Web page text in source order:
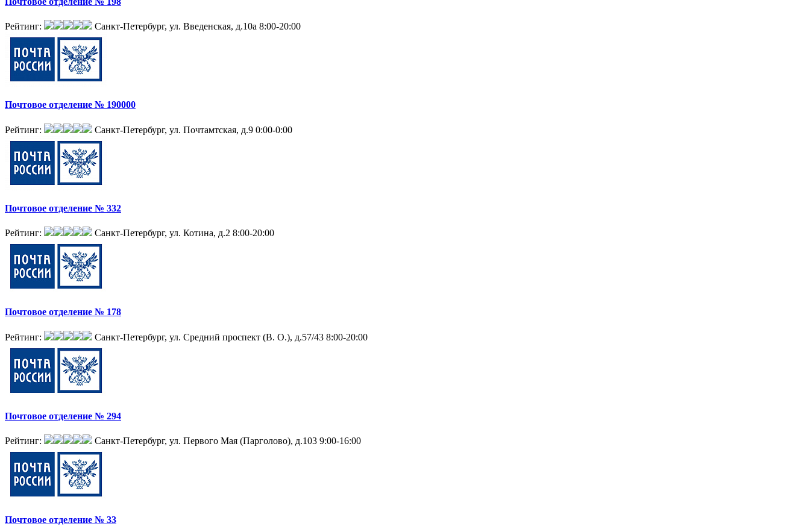
Рейтинг: Санкт-Петербург, ул. Введенская, д.10а 8:00-20:00
Почтовое отделение № 190000
Рейтинг: Санкт-Петербург, ул. Почтамтская, д.9 0:00-0:00
Почтовое отделение № 332
Рейтинг: Санкт-Петербург, ул. Котина, д.2 8:00-20:00
Почтовое отделение № 178
Рейтинг: Санкт-Петербург, ул. Средний проспект (В. О.), д.57/43 8:00-20:00
Почтовое отделение № 294
Рейтинг: Санкт-Петербург, ул. Первого Мая (Парголово), д.103 9:00-16:00
Почтовое отделение № 33